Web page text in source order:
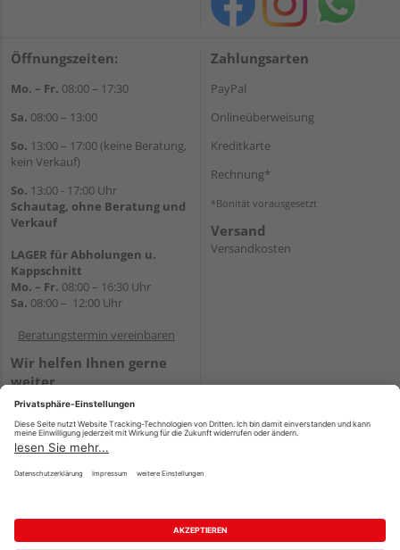
Öffnungszeiten:
Mo. – Fr. 08:00 – 17:30
Sa. 08:00 – 13:00
So. 13:00 – 17:00 (keine Beratung,
kein Verkauf)
So. 13:00 - 17:00 Uhr
Schautag, ohne Beratung und
Verkauf
LAGER für Abholungen u.
Kappschnitt
Mo. – Fr. 08:00 – 16:30 Uhr
Sa. 08:00 – 12:00 Uhr
Beratungstermin vereinbaren
Wir helfen Ihnen gerne
weiter
Tel.:+49 5647 94660
WhatsApp
Zahlungsarten
PayPal
Onlineüberweisung
Kreditkarte
Rechnung*
*Bonität vorausgesetzt
Versand
Versandkosten
Impressum AGB Widerruf
Datenschutz